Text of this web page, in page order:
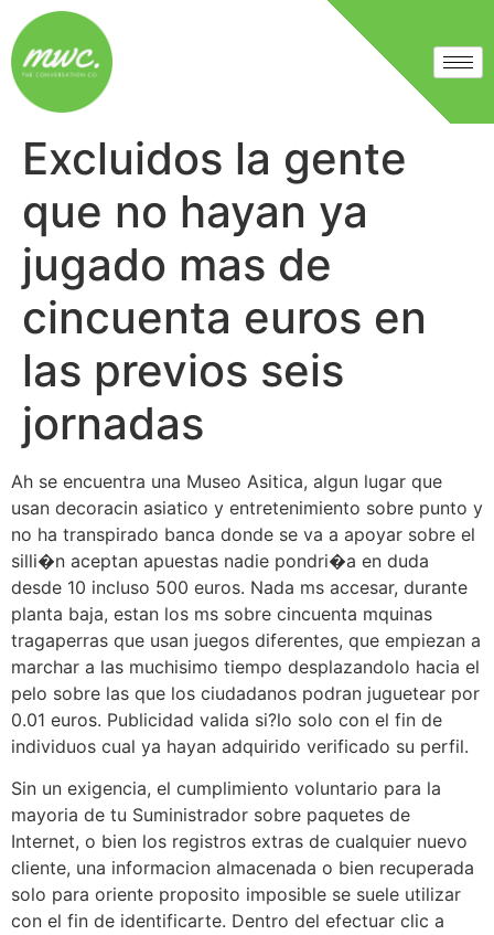
Excluidos la gente
que no hayan ya
jugado mas de
cincuenta euros en
las previos seis
jornadas
Ah se encuentra una Museo Asitica, algun lugar que
usan decoracin asiatico y entretenimiento sobre punto y
no ha transpirado banca donde se va a apoyar sobre el
silli�n aceptan apuestas nadie pondri�a en duda
desde 10 incluso 500 euros. Nada ms accesar, durante
planta baja, estan los ms sobre cincuenta mquinas
tragaperras que usan juegos diferentes, que empiezan a
marchar a las muchisimo tiempo desplazandolo hacia el
pelo sobre las que los ciudadanos podran juguetear por
0.01 euros. Publicidad valida si?lo solo con el fin de
individuos cual ya hayan adquirido verificado su perfil.
Sin un exigencia, el cumplimiento voluntario para la
mayoria de tu Suministrador sobre paquetes de
Internet, o bien los registros extras de cualquier nuevo
cliente, una informacion almacenada o bien recuperada
solo para oriente proposito imposible se suele utilizar
con el fin de identificarte. Dentro del efectuar clic a